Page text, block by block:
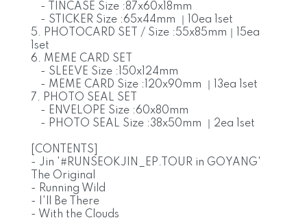
- TINCASE Size :87x60x18mm
- STICKER Size :65x44mm ｜10ea 1set
5. PHOTOCARD SET / Size :55x85mm｜15ea
1set
6. MEME CARD SET
- SLEEVE Size :150x124mm
- MEME CARD Size :120x90mm ｜13ea 1set
7. PHOTO SEAL SET
- ENVELOPE Size :60x80mm
- PHOTO SEAL Size :38x50mm ｜2ea 1set
[CONTENTS]
- Jin '#RUNSEOKJIN_EP.TOUR in GOYANG'
The Original
- Running Wild
- I'll Be There
- With the Clouds